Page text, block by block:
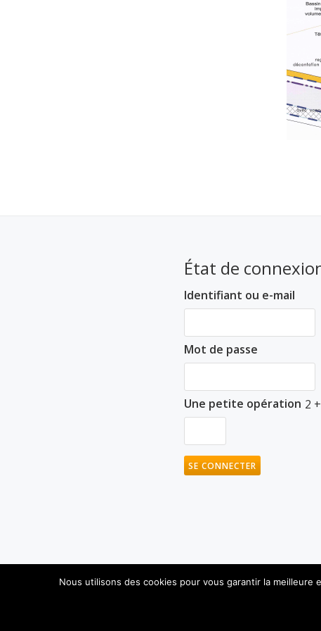
État de
Identifiant ou e-mail
Mot de passe
Une petite opération 2
Nous utilisons des cookies pour vous garantir la